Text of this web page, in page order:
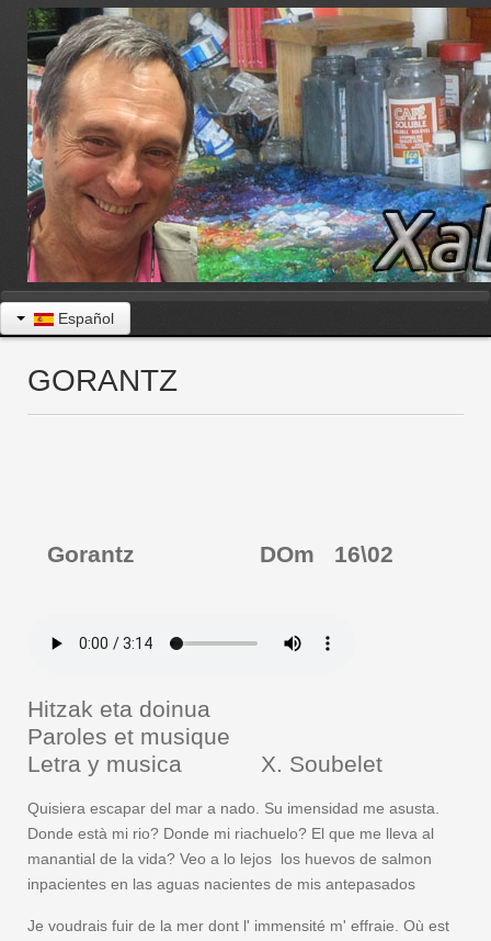
Español
GORANTZ
Gorantz DOm 16\02
Hitzak eta doinua
Paroles et musique
Letra y musica X. Soubelet
Quisiera escapar del mar a nado. Su imensidad me asusta.
Donde està mi rio? Donde mi riachuelo? El que me lleva al
manantial de la vida? Veo a lo lejos los huevos de salmon
inpacientes en las aguas nacientes de mis antepasados
Je voudrais fuir de la mer dont l' immensité m' effraie. Où est